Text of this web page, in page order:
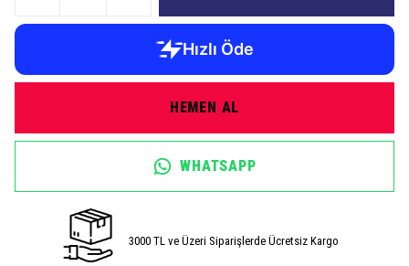
HEMEN AL
WHATSAPP
3000 TL ve Üzeri Siparişlerde Ücretsiz Kargo